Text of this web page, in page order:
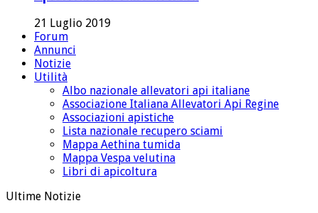
21 Luglio 2019
Forum
Annunci
Notizie
Utilità
Albo nazionale allevatori api italiane
Associazione Italiana Allevatori Api Regine
Associazioni apistiche
Lista nazionale recupero sciami
Mappa Aethina tumida
Mappa Vespa velutina
Libri di apicoltura
Ultime Notizie